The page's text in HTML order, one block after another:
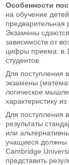
Особенности
на обучение
предварительная
Экзамены
зависимости от
цифры приема: в
студентов.
Для поступления
экзамены
логическое
характеристику
Для поступления
результаты
или
учащиеся должны
Cambridge
представить